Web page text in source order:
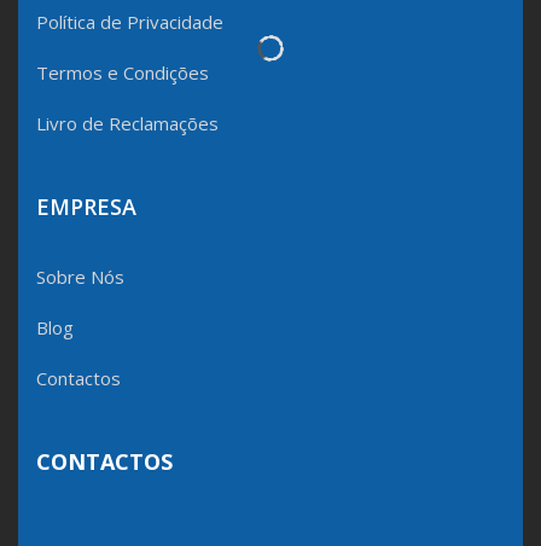
Política de Privacidade
Termos e Condições
Livro de Reclamações
EMPRESA
Sobre Nós
Blog
Contactos
CONTACTOS